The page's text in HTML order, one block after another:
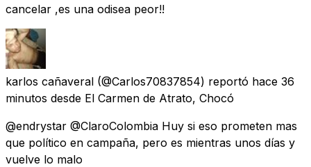
cancelar ,es una odisea peor!!
karlos cañaveral (@Carlos70837854) reportó hace 36
minutos desde El Carmen de Atrato, Chocó
@endrystar @ClaroColombia Huy si eso prometen mas
que político en campaña, pero es mientras unos días y
vuelve lo malo